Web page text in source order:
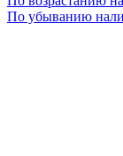
По убыванию